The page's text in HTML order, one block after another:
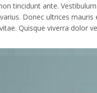
tincidunt ante.
Donec ultrices
Quisque viverra dolor